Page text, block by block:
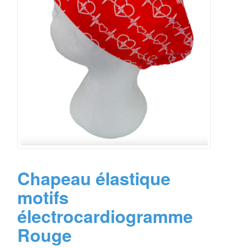
Chapeau élastique
motifs
électrocardiogramme
Rouge